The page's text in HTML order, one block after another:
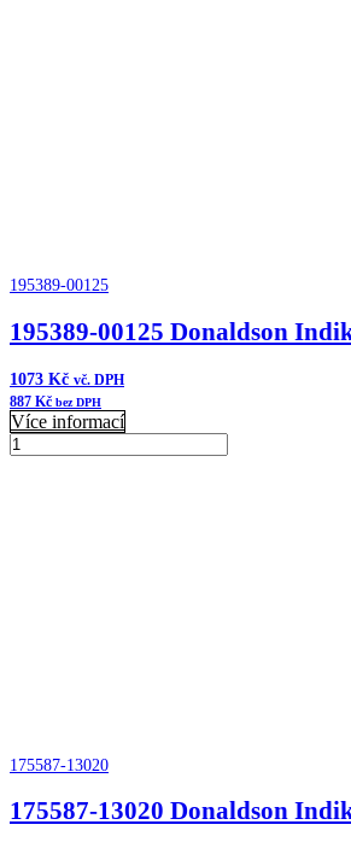
195389-00125
195389-00125 Donaldson
1073 Kč vč. DPH
887 Kč bez DPH
Více informací
195389-
175587-13020
175587-13020 Donaldson